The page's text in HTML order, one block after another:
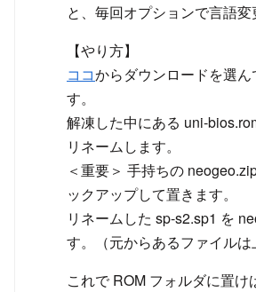
と、毎回オプションで言語変
【やり方】
ココからダウンロードを選ん
す。
解凍した中にある uni-
リネームします。
＜重要＞ 手持ちの
ックアップして置きます。
リネームした sp-s2.sp1 を
す。（元からあるファイルは
これで ROM フォルダに置け